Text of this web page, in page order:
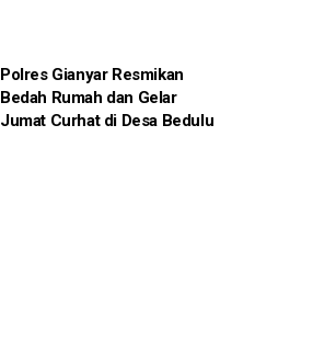
Polres Gianyar Resmikan
Bedah Rumah dan Gelar
Jumat Curhat di Desa Bedulu